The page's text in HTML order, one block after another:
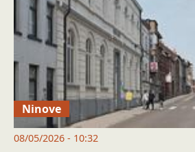
Ninove
08/05/2026 - 10:32